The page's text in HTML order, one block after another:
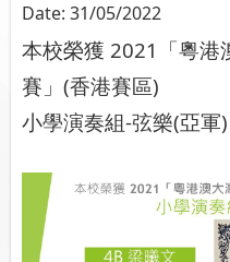
Date: 31/05/2022
本校榮獲 2021「粵港
賽」(香港賽區)
小學演奏組-弦樂(亞軍)